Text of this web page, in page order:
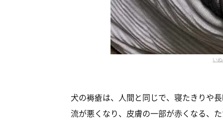
い
犬の褥瘡は、人間と同じで、寝たきりや
流が悪くなり、皮膚の一部が赤くなる、